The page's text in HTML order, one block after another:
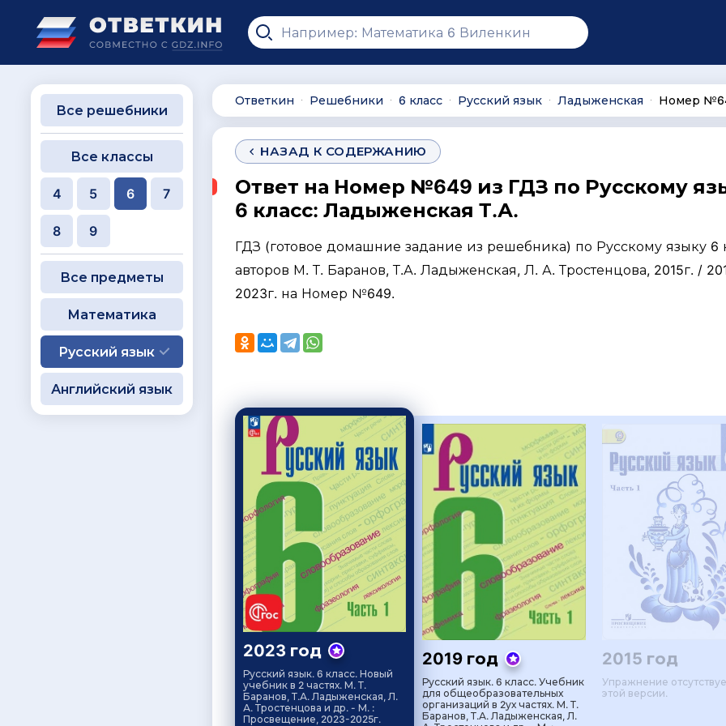
Ответкин ∙ Решебники ∙ 6 класс ∙ Русский язык ∙ Ладыженская ∙ Номер
НАЗАД К СОДЕРЖАНИЮ
Ответ на Номер №649 из ГДЗ по Русскому
6 класс: Ладыженская Т.А.
ГДЗ (готовое домашние задание из решебника) по Русскому языку 6
авторов М. Т. Баранов, Т.А. Ладыженская, Л. А. Тростенцова, 2015г. /
2023г. на Номер №649.
2023 год
Русский язык. 6 класс. Новый
учебник в 2 частях. М. Т.
Баранов, Т.А. Ладыженская, Л.
А. Тростенцова и др. - М. :
Просвещение, 2023-2025г.
2019 год
Русский язык. 6 класс. Учебник
для общеобразовательных
организаций в 2ух частях. М. Т.
Баранов, Т.А. Ладыженская, Л.
2015 год
Упражнение
этой версии.
Все решебники
Все классы
4 5 6 7
8 9
Все предметы
Математика
Русский язык
Английский язык